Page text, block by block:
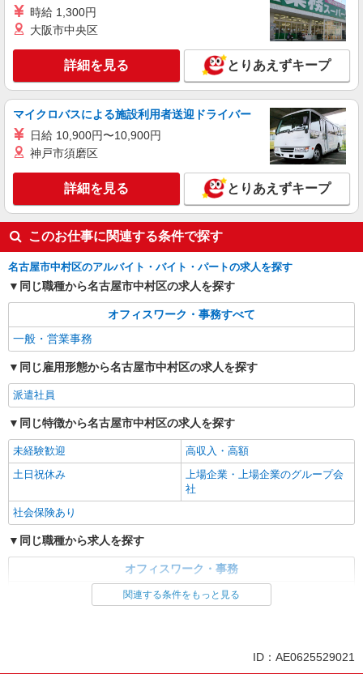
時給1700円 【月収例】時給1700円×実働5〜7
時間半×月21日＝178,500〜267,750円
愛知県名古屋市中村区／最寄駅：名古屋駅、名
鉄名古屋駅 ●JR・名鉄各線、地下鉄桜通線、近
鉄、あおなみ線も便利！
キープ 詳細を見る
派遣社員
パーソルテンプスタッフ株式会社 名古屋コーディネートセンタ
ー/26-0616267
《的確な指示ありで安心♪》大手商社で営業ア
シスタント♪残業なし週2在宅
時給1600円 【月収例】時給1,600円×7時間45
分×21日＝260,400円＋残業代★
愛知県名古屋市中村区／最寄駅：名古屋駅、名
鉄名古屋駅 ◆名古屋駅からはチカ直結で傘いら
ず♪お天気も気にせず通勤♪
キープ 詳細を見る
派遣社員
パーソルテンプスタッフ株式会社 名古屋コーディネートセンタ
ー/26-0591676
時間相談◎［事務はじめてOK］コツコツ残業
時給1700円
愛知県名古屋市中村区／最寄駅：名古屋駅 ■
桜通線・名駅・近鉄・あおなみ線も利用可能です
パーソルテンプスタッフ株式会社 名古屋コーディネートセンタ
ー/26-0596798
社内で事務アシスタント＠名駅
際センター駅 ※ユニモール出口からすぐのキレ
時給 1,300円
大阪市中央区
詳細を見る とりあえずキープ
マイクロバスによる施設利用者送迎ドライバー
日給 10,900円〜10,900円
神戸市須磨区
詳細を見る とりあえずキープ
このお仕事に関連する条件で探す
名古屋市中村区のアルバイト・バイト・パートの求人を探す
同じ職種から名古屋市中村区の求人を探す
オフィスワーク・事務すべて
一般・営業事務
同じ雇用形態から名古屋市中村区の求人を探す
派遣社員
同じ特徴から名古屋市中村区の求人を探す
未経験歓迎
高収入・高額
土日祝休み
上場企業・上場企業のグループ会
社
社会保険あり
同じ職種から求人を探す
オフィスワーク・事務
関連する条件をもっと見る
ID：AE0625529021